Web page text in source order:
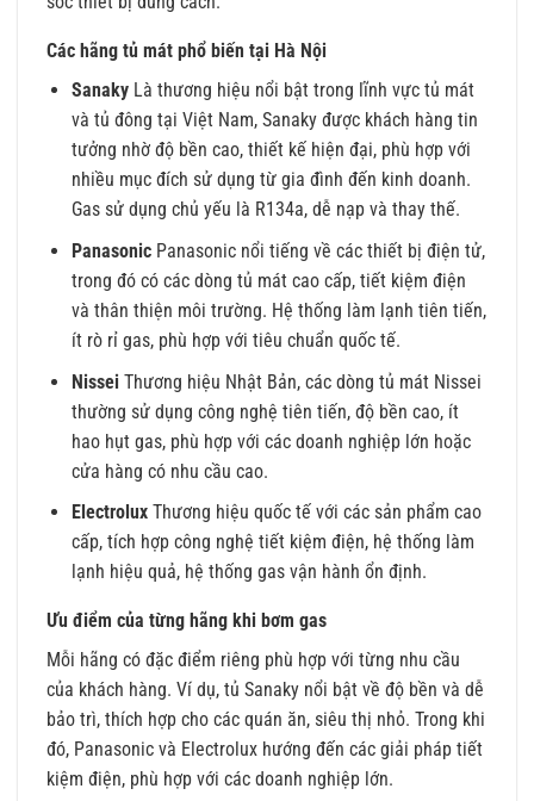
Các hãng tủ mát phổ biến tại Hà Nội
SanakyLà thương hiệu nổi bật trong lĩnh vực tủ mát
và tủ đông tại Việt Nam, Sanaky được khách hàng tin
tưởng nhờ độ bền cao, thiết kế hiện đại, phù hợp với
nhiều mục đích sử dụng từ gia đình đến kinh doanh.
Gas sử dụng chủ yếu là R134a, dễ nạp và thay thế.
PanasonicPanasonic nổi tiếng về các thiết bị điện tử,
trong đó có các dòng tủ mát cao cấp, tiết kiệm điện
và thân thiện môi trường. Hệ thống làm lạnh tiên tiến,
ít rò rỉ gas, phù hợp với tiêu chuẩn quốc tế.
NisseiThương hiệu Nhật Bản, các dòng tủ mát Nissei
thường sử dụng công nghệ tiên tiến, độ bền cao, ít
hao hụt gas, phù hợp với các doanh nghiệp lớn hoặc
cửa hàng có nhu cầu cao.
ElectroluxThương hiệu quốc tế với các sản phẩm cao
cấp, tích hợp công nghệ tiết kiệm điện, hệ thống làm
lạnh hiệu quả, hệ thống gas vận hành ổn định.
Ưu điểm của từng hãng khi bơm gas
Mỗi hãng có đặc điểm riêng phù hợp với từng nhu cầu
của khách hàng. Ví dụ, tủ Sanaky nổi bật về độ bền và dễ
bảo trì, thích hợp cho các quán ăn, siêu thị nhỏ. Trong khi
đó, Panasonic và Electrolux hướng đến các giải pháp tiết
kiệm điện, phù hợp với các doanh nghiệp lớn.